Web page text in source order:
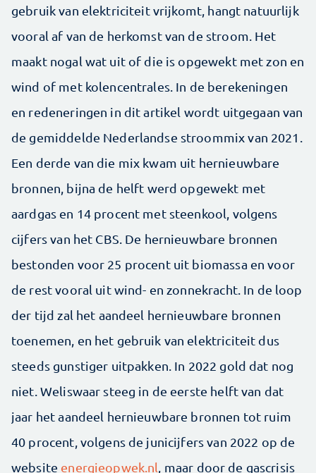
gebruik van elektriciteit vrijkomt, hangt natuurlijk
vooral af van de herkomst van de stroom. Het
maakt nogal wat uit of die is opgewekt met zon en
wind of met kolencentrales. In de berekeningen
en redeneringen in dit artikel wordt uitgegaan van
de gemiddelde Nederlandse stroommix van 2021.
Een derde van die mix kwam uit hernieuwbare
bronnen, bijna de helft werd opgewekt met
aardgas en 14 procent met steenkool, volgens
cijfers van het CBS. De hernieuwbare bronnen
bestonden voor 25 procent uit biomassa en voor
de rest vooral uit wind- en zonnekracht. In de loop
der tijd zal het aandeel hernieuwbare bronnen
toenemen, en het gebruik van elektriciteit dus
steeds gunstiger uitpakken. In 2022 gold dat nog
niet. Weliswaar steeg in de eerste helft van dat
jaar het aandeel hernieuwbare bronnen tot ruim
40 procent, volgens de junicijfers van 2022 op de
website energieopwek.nl , maar door de gascrisis